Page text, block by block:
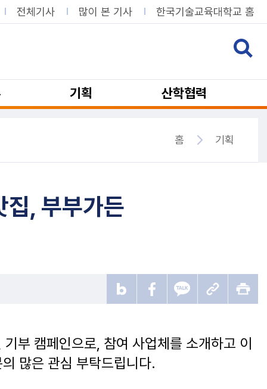
전체기사 많이 본 기사 한국기술교육대학교 홈
기획 산학협력
홈 기획
, 부부가든
부 캠페인으로, 참여 사업체를 소개하고 이
많은 관심 부탁드립니다.